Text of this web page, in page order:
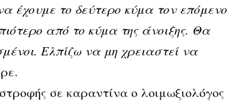
έχουμε το δεύτερο κύμα τον επόμενο
από το κύμα της άνοιξης. Θα
Ελπίζω να μη χρειαστεί να
σε καραντίνα ο λοιμωξιολόγος